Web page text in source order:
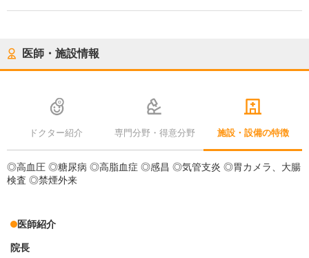
医師・施設情報
ドクター紹介 専門分野・得意分野 施設・設備の特徴
◎高血圧 ◎糖尿病 ◎高脂血症 ◎感昌 ◎気管支炎 ◎胃カメラ、大腸
検査 ◎禁煙外来
医師紹介
院長